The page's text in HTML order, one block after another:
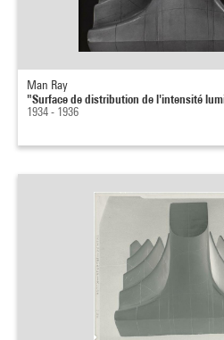
Man Ray
"Surface de distribution de l'intensité
1934 - 1936